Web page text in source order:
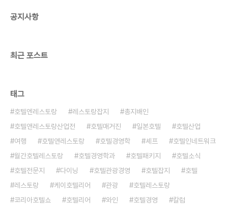
공지사항
최근 포스트
태그
호텔엔레스토랑 레스토랑잡지
총지배인
호텔앤레스토랑산업전
호텔매거진 일본호텔
호텔산업
여행
호텔앤레스토랑 호텔경영학 셰프
호텔인네트워크
월간호텔레스토랑
호텔경영학과 호텔패키지
호텔소식
호텔전문지
다이닝 호텔관광경영 호텔잡지
호텔
레스토랑
케이호텔리어 관광
호텔레스토랑
코리아호텔쇼
호텔리어 와인 호텔경영 칼럼